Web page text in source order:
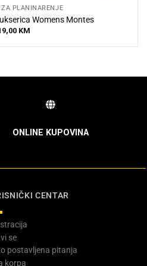
ZA PLANINARENJE
Womens Montes
price
KM
is:
ONLINE KUPOVINA
CENTAR
se
postavljena pitanja
korpa